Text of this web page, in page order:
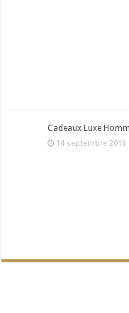
Cadeaux Luxe
14 septembre 2016